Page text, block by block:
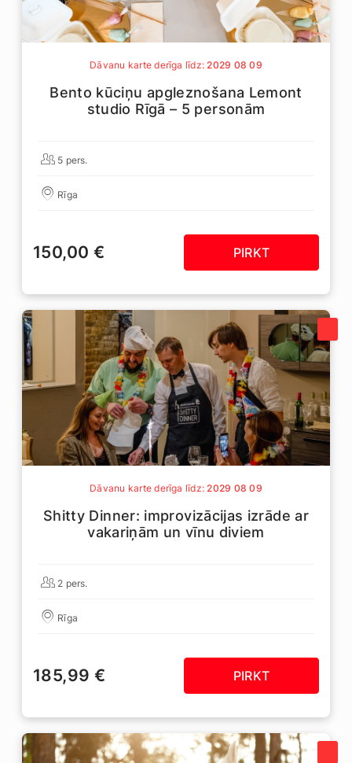
Dāvanu karte derīga līdz:2029 08 09
Bento kūciņu apgleznošana Lemont
studio Rīgā – 5 personām
5 pers.
Rīga
150,00 € PIRKT
Dāvanu karte derīga līdz: 2029 08 09
Shitty Dinner: improvizācijas izrāde ar
vakariņām un vīnu diviem
2 pers.
Rīga
185,99 € PIRKT